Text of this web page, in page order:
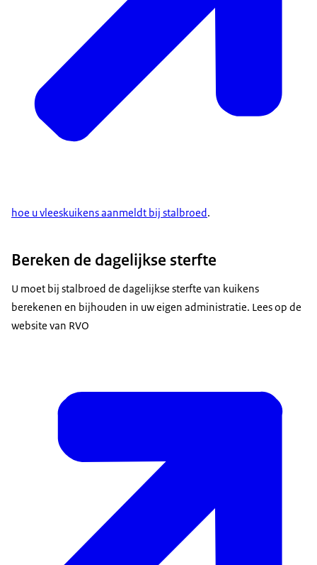
hoe u vleeskuikens aanmeldt bij stalbroed.
Bereken de dagelijkse sterfte
U moet bij stalbroed de dagelijkse sterfte van kuikens
berekenen en bijhouden in uw eigen administratie. Lees op de
website van RVO